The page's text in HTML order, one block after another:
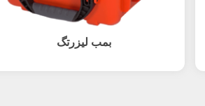
بمب لیزرتگ